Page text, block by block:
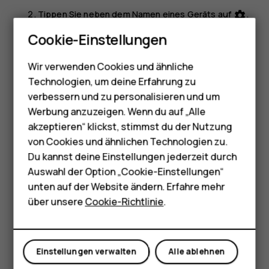
Smartphones
Feature Phones
Telefone für Senioren
Zubehör
HMD Terra M
Für Unternehmen
Tablets
Shop
Mein Konto
Tippen Sie neben dem Namen eines Geräts aufsettings.
Tippen Sie aufENTFERNEN.
Herstellen einer Verbindung zum Telefon einer
anderen Person mit der Bluetooth-Funktion
Verwenden Sie die Bluetooth-Funktion, um eine drahtlose
Verbindung zum Telefon einer anderen herzustellen,
damit Sie Fotos und andere Inhalte teilen können.
Tippen Sie aufEinstellungen>Bluetooth.
Stellen Sie sicher, dass auf beiden Telefonen die
Bluetooth-Funktion eingeschaltet ist.
Stellen Sie sicher, dass die Telefone füreinander
Bluetooth-Einstellungen Ihres Telefons befinden,
damit Ihr Telefon für andere Telefone sichtbar ist.
Cookie-Einstellungen
Wir verwenden Cookies und ähnliche
Technologien, um deine Erfahrung zu
verbessern und zu personalisieren und um
Werbung anzuzeigen. Wenn du auf „Alle
akzeptieren“ klickst, stimmst du der Nutzung
von Cookies und ähnlichen Technologien zu.
Du kannst deine Einstellungen jederzeit durch
Auswahl der Option „Cookie-Einstellungen“
unten auf der Website ändern. Erfahre mehr
über unsereCookie-Richtlinie.
Alle ablehnen
Einstellungen verwalten